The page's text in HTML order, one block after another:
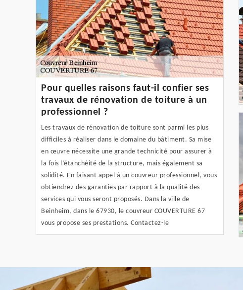
Pour quelles raisons faut-il confier ses
travaux de rénovation de toiture à un
professionnel ?
Les travaux de rénovation de toiture sont parmi les plus
difficiles à réaliser dans le domaine du bâtiment. Sa mise
en œuvre nécessite une grande technicité pour assurer à
la fois l’étanchéité de la structure, mais également sa
solidité. En faisant appel à un couvreur professionnel, vous
obtiendrez des garanties par rapport à la qualité des
services qui vous seront proposés. Dans la ville de
Beinheim, dans le 67930, le couvreur COUVERTURE 67
vous propose ses prestations. Contactez-le